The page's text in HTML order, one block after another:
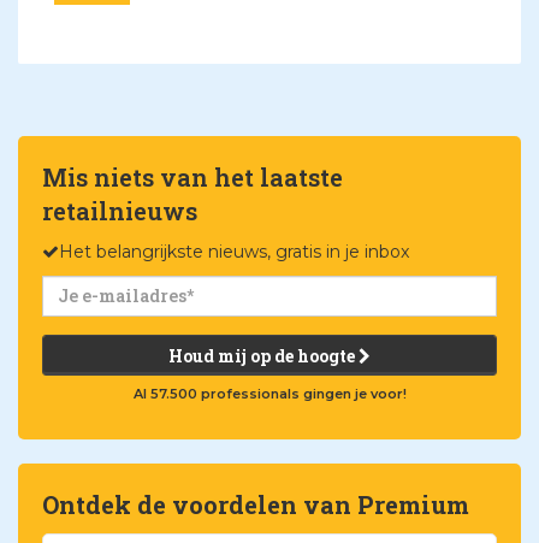
Mis niets van het laatste
retailnieuws
Het belangrijkste nieuws, gratis in je inbox
Houd mij op de hoogte
Al 57.500 professionals gingen je voor!
Ontdek de voordelen van Premium